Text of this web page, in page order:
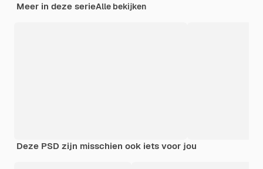
Meer in deze serieAlle bekijken
Deze PSD zijn misschien ook iets voor jou